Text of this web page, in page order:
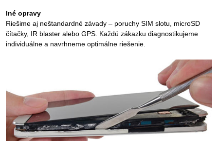
Iné opravy
Riešime aj neštandardné závady – poruchy SIM slotu, microSD
čítačky, IR blaster alebo GPS. Každú zákazku diagnostikujeme
individuálne a navrhneme optimálne riešenie.